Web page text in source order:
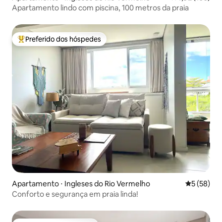
conveniente. Amenidades do banheiro
da L'occitane (shampoo, condicionador e
sabonete)
Apartamento lindo com piscina, 100 metros da praia
Entre os melhores preferidos dos hóspedes
Preferido dos hóspedes
Apartamento ⋅ Ingleses do Rio Vermelho 5 de uma
5 (58)
Conforto e segurança em praia linda!